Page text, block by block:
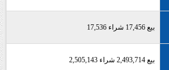
بيع 17,456 شراء 17,536
بيع 2,493,714 شراء 2,505,143